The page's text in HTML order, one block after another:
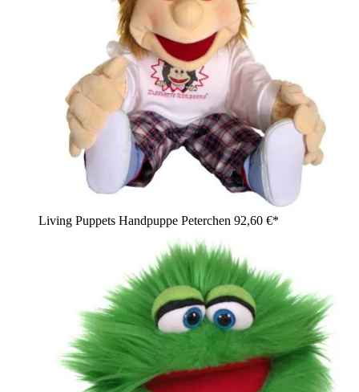
Living Puppets Handpuppe Peterchen 92,60 €*